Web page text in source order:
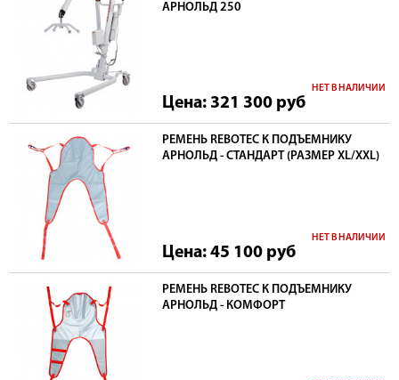
АРНОЛЬД 250
Цена: 321 300 руб
НЕТ В НАЛИЧИИ
РЕМЕНЬ REBOTEC К ПОДЪЕМНИКУ
АРНОЛЬД - СТАНДАРТ (РАЗМЕР XL/XXL)
Цена: 45 100 руб
НЕТ В НАЛИЧИИ
РЕМЕНЬ REBOTEC К ПОДЪЕМНИКУ
АРНОЛЬД - КОМФОРТ